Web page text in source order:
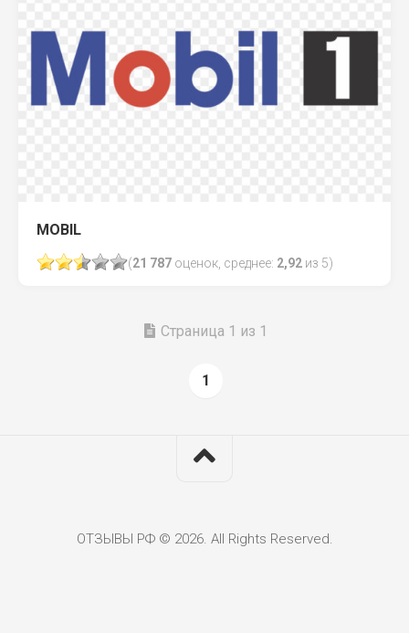
MOBIL
(21 787 оценок, среднее: 2,92 из 5)
Страница 1 из 1
1
ОТЗЫВЫ РФ © 2026. All Rights Reserved.